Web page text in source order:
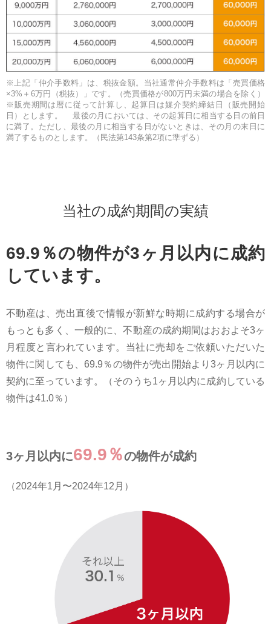
※上記「仲介手数料」は、税抜金額。当社通常仲介手数料は「売買価格
×3%＋6万円（税抜）」です。（売買価格が800万円未満の場合を除く）
※販売期間は暦に従って計算し、起算日は媒介契約締結日（販売開始
日）とします。 最後の月においては、その起算日に相当する日の前日
に満了。ただし、最後の月に相当する日がないときは、その月の末日に
満了するものとします。（民法第143条第2項に準ずる）
当社の成約期間の実績
69.9％の物件が3ヶ月以内に成約
しています。
不動産は、売出直後で情報が新鮮な時期に成約する場合が
もっとも多く、一般的に、不動産の成約期間はおおよそ3ヶ
月程度と言われています。当社に売却をご依頼いただいた
物件に関しても、69.9％の物件が売出開始より3ヶ月以内に
契約に至っています。（そのうち1ヶ月以内に成約している
物件は41.0％）
3ヶ月以内に69.9％の物件が成約
（2024年1月〜2024年12月）